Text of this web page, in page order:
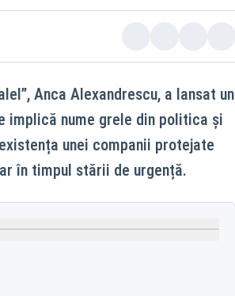
Anca Alexandrescu, a lansat un
implică nume grele din politica și
unei companii protejate
în timpul stării de urgență.